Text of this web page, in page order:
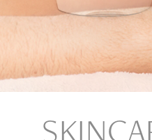
ナチュラ